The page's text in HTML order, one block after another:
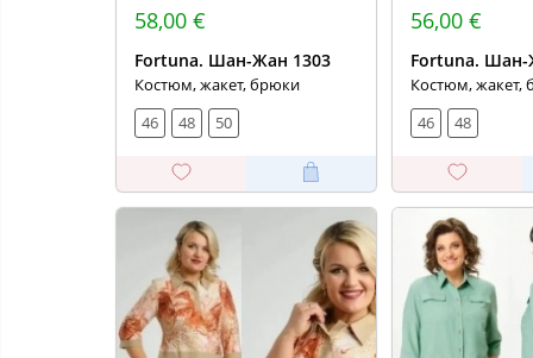
58,00 €
Fortuna. Шан-Жан 1303
Костюм, жакет, брюки
46
48 50
56,00 €
Fortuna. Шан-
Костюм, жакет,
46
48